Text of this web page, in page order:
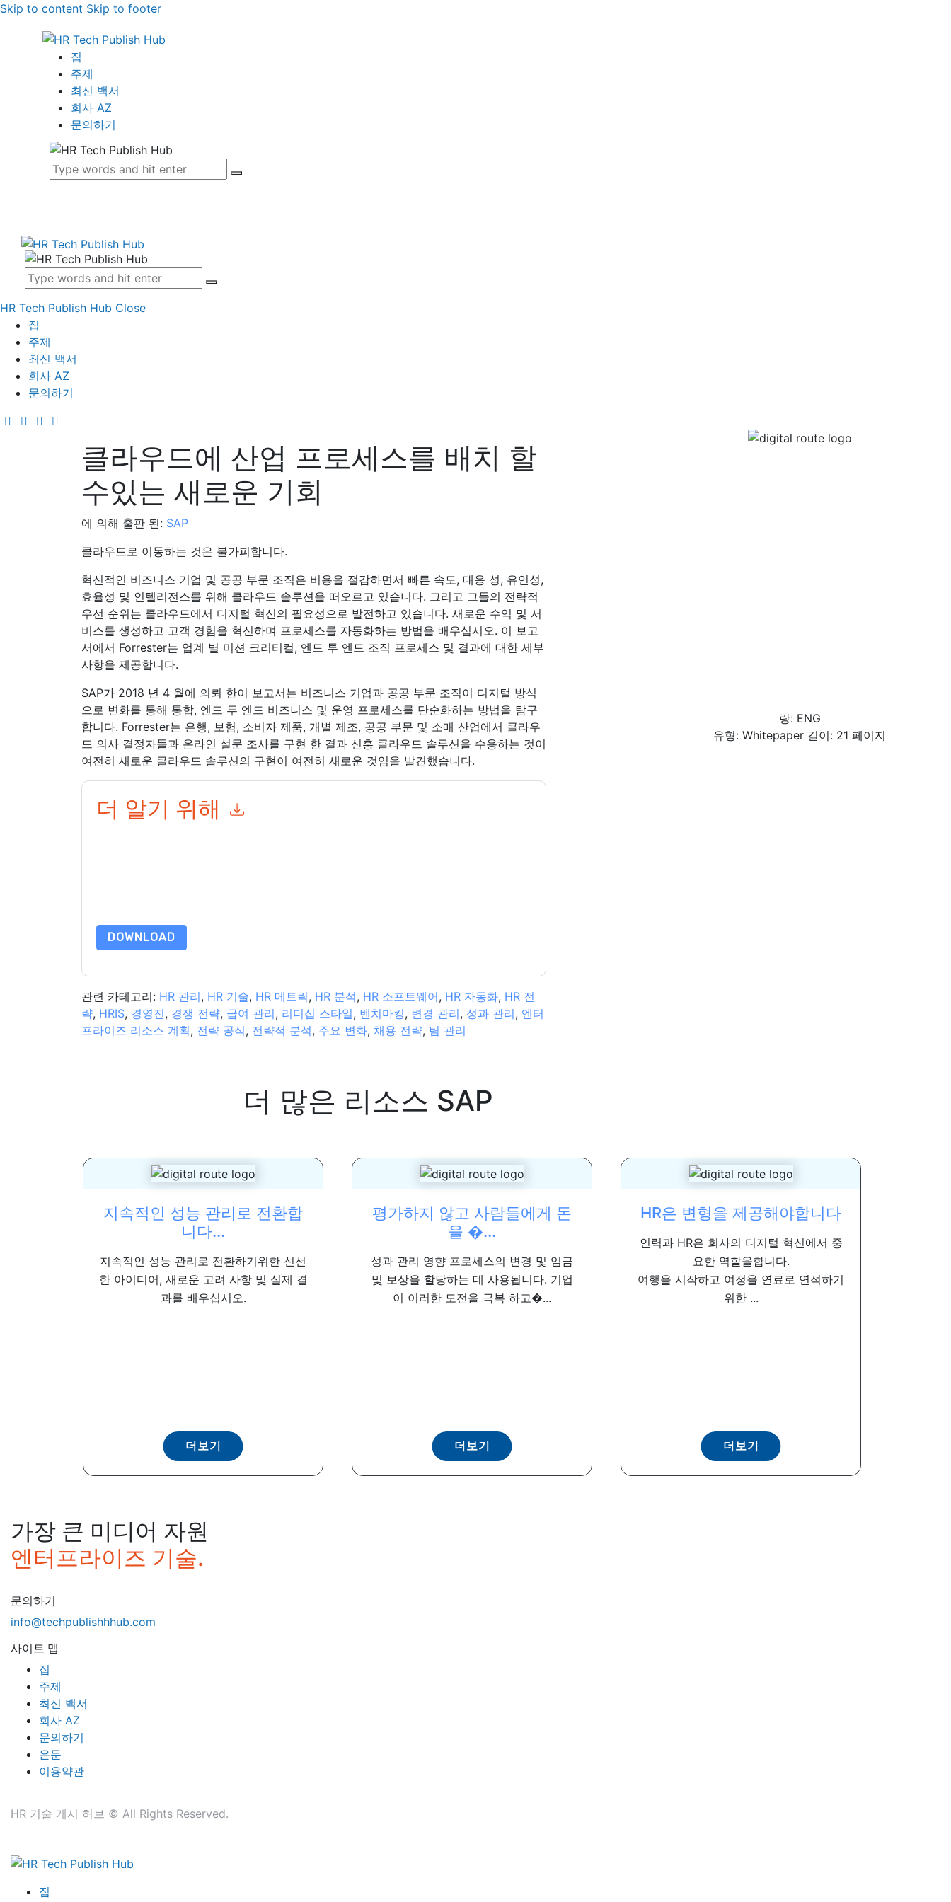
Skip to content Skip to footer
집
주제
최신 백서
회사 AZ
문의하기
HR Tech Publish Hub Close
집
주제
최신 백서
회사 AZ
문의하기
클라우드에 산업 프로세스를 배치 할
수있는 새로운 기회
에 의해 출판 된: SAP
클라우드로 이동하는 것은 불가피합니다.
혁신적인 비즈니스 기업 및 공공 부문 조직은 비용을 절감하면서 빠른 속도, 대응 성, 유연성,
효율성 및 인텔리전스를 위해 클라우드 솔루션을 떠오르고 있습니다. 그리고 그들의 전략적
우선 순위는 클라우드에서 디지털 혁신의 필요성으로 발전하고 있습니다. 새로운 수익 및 서
비스를 생성하고 고객 경험을 혁신하며 프로세스를 자동화하는 방법을 배우십시오. 이 보고
서에서 Forrester는 업계 별 미션 크리티컬, 엔드 투 엔드 조직 프로세스 및 결과에 대한 세부
사항을 제공합니다.
SAP가 2018 년 4 월에 의뢰 한이 보고서는 비즈니스 기업과 공공 부문 조직이 디지털 방식
으로 변화를 통해 통합, 엔드 투 엔드 비즈니스 및 운영 프로세스를 단순화하는 방법을 탐구
합니다. Forrester는 은행, 보험, 소비자 제품, 개별 제조, 공공 부문 및 소매 산업에서 클라우
드 의사 결정자들과 온라인 설문 조사를 구현 한 결과 신흥 클라우드 솔루션을 수용하는 것이
여전히 새로운 클라우드 솔루션의 구현이 여전히 새로운 것임을 발견했습니다.
더 알기 위해
DOWNLOAD
관련 카테고리: HR 관리, HR 기술, HR 메트릭, HR 분석, HR 소프트웨어, HR 자동화, HR 전
략, HRIS, 경영진, 경쟁 전략, 급여 관리, 리더십 스타일, 벤치마킹, 변경 관리, 성과 관리, 엔터
프라이즈 리소스 계획, 전략 공식, 전략적 분석, 주요 변화, 채용 전략, 팀 관리
랑: ENG
유형: Whitepaper 길이: 21 페이지
더 많은 리소스 SAP
지속적인 성능 관리로 전환합
니다...
지속적인 성능 관리로 전환하기위한 신선
한 아이디어, 새로운 고려 사항 및 실제 결
과를 배우십시오.
더보기
평가하지 않고 사람들에게 돈
을 �...
성과 관리 영향 프로세스의 변경 및 임금
및 보상을 할당하는 데 사용됩니다. 기업
이 이러한 도전을 극복 하고�...
더보기
HR은 변형을 제공해야합니다
인력과 HR은 회사의 디지털 혁신에서 중
요한 역할을합니다.
여행을 시작하고 여정을 연료로 연석하기
위한 ...
더보기
가장 큰 미디어 자원
엔터프라이즈 기술.
문의하기
info@techpublishhhub.com
사이트 맵
집
주제
최신 백서
회사 AZ
문의하기
은둔
이용약관
HR 기술 게시 허브 © All Rights Reserved.
집